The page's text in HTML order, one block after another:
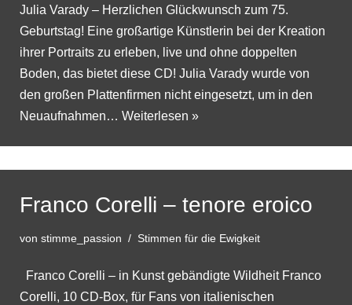
Julia Varady – Herzlichen Glückwunsch zum 75.
Geburtstag! Eine großartige Künstlerin bei der Kreation
ihrer Portraits zu erleben, live und ohne doppelten
Boden, das bietet diese CD! Julia Varady wurde von
den großen Plattenfirmen nicht eingesetzt, um in den
Neuaufnahmen… Weiterlesen »
Franco Corelli – tenore eroico
von stimme_passion Stimmen für die Ewigkeit
Franco Corelli – in Kunst gebändigte Wildheit Franco
Corelli, 10 CD-Box, für Fans von italienischen